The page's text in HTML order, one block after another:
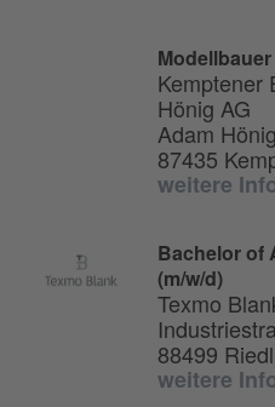
Modellbauer
Kemptener
Hönig AG
Adam
87435
weitere
Bachelor of
(m/w/d)
Texmo
88499
weitere